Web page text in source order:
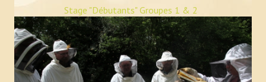
NOS ACTIONS
Achats mutualisés & Services
Activités artistiques et gustatives
Stage "Débutants" Groupes 1 & 2